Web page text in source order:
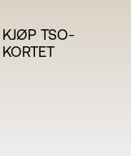
KJØP TSO-
KORTET